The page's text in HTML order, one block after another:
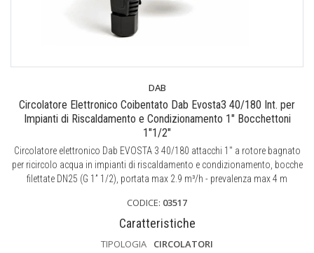
DAB
Circolatore Elettronico Coibentato Dab Evosta3 40/180 Int. per
Impianti di Riscaldamento e Condizionamento 1" Bocchettoni
1"1/2"
Circolatore elettronico Dab EVOSTA 3 40/180 attacchi 1" a rotore bagnato
per ricircolo acqua in impianti di riscaldamento e condizionamento, bocche
filettate DN25 (G 1” 1/2), portata max 2.9 m³/h - prevalenza max 4 m
CODICE: 03517
Caratteristiche
TIPOLOGIA
CIRCOLATORI